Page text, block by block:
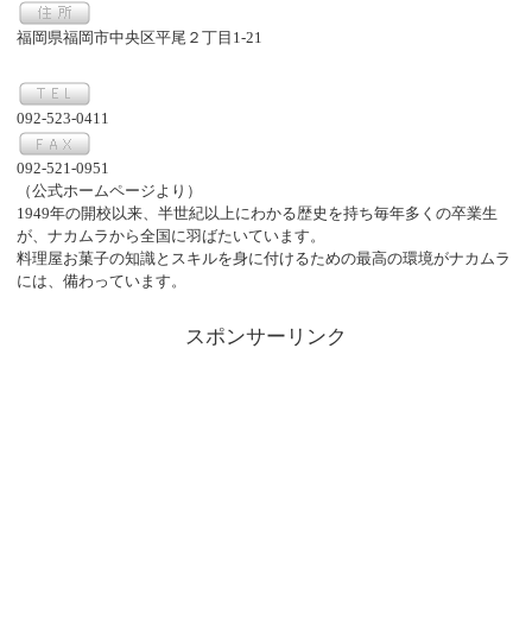
福岡県福岡市中央区平尾２丁目1-21
092-523-0411
092-521-0951
（公式ホームページより）
1949年の開校以来、半世紀以上にわかる歴史を持ち毎年多くの卒業生
が、ナカムラから全国に羽ばたいています。
料理屋お菓子の知識とスキルを身に付けるための最高の環境がナカムラ
には、備わっています。
スポンサーリンク